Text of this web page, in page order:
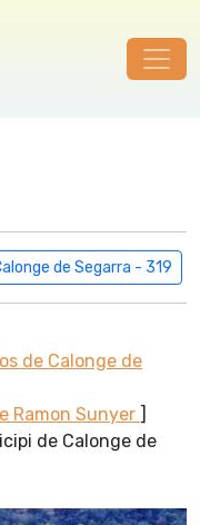
de Segarra - 319
de Calonge de
Ramon Sunyer ]
de Calonge de